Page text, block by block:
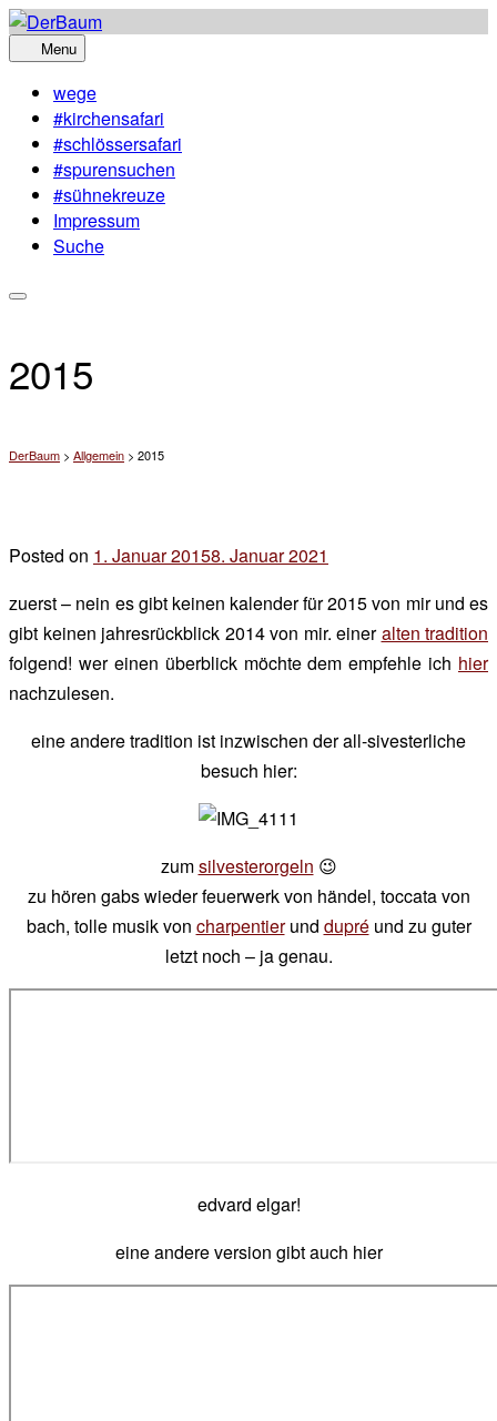
Skip
to
Menu
wege
#kirchensafari
#schlössersafari
#spurensuchen
#sühnekreuze
Impressum
Suche
2015
DerBaum > Allgemein > 2015
Posted on 1. Januar 20158. Januar 2021
chef
zuerst – nein es gibt keinen kalender für 2015 von mir und es
gibt keinen jahresrückblick 2014 von mir. eineralten tradition
folgend! wer einen überblick möchte dem empfehle ich hier
nachzulesen.
eine andere tradition ist inzwischen der all-sivesterliche
besuch hier:
zumsilvesterorgeln 😉
zu hören gabs wieder feuerwerk von händel, toccata von
bach, tolle musik von charpentierund dupréund zu guter
letzt noch – ja genau.
edvard elgar!
eine andere version gibt auch hier